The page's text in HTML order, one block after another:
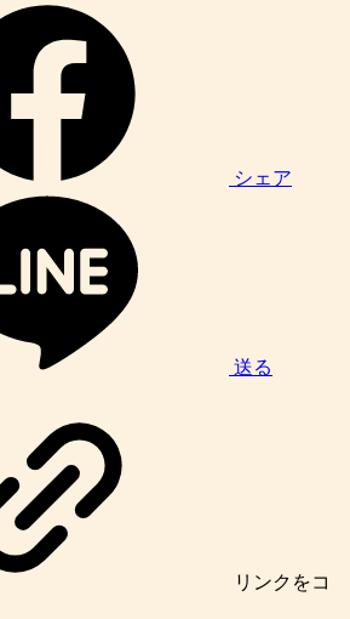
シェア
送る
リンク をコ